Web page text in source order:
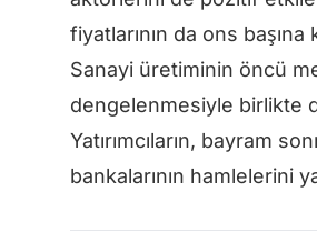
fiyatlarının da ons
Sanayi üretiminin öncü
dengelenmesiyle birlikte
Yatırımcıların, bayram
bankalarının hamlelerini